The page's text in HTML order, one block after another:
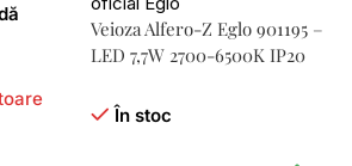
Veioza Alfero-Z Eglo 901195 –
LED 7,7W 2700-6500K IP20
În stoc